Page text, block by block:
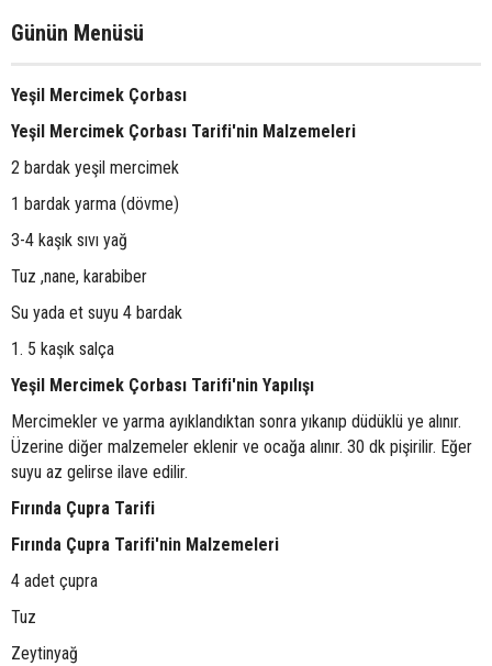
Günün Menüsü
Yeşil Mercimek Çorbası
Yeşil Mercimek Çorbası Tarifi'nin Malzemeleri
2 bardak yeşil mercimek
1 bardak yarma (dövme)
3-4 kaşık sıvı yağ
Tuz ,nane, karabiber
Su yada et suyu 4 bardak
1. 5 kaşık salça
Yeşil Mercimek Çorbası Tarifi'nin Yapılışı
Mercimekler ve yarma ayıklandıktan sonra yıkanıp düdüklü ye alınır.
Üzerine diğer malzemeler eklenir ve ocağa alınır. 30 dk pişirilir. Eğer
suyu az gelirse ilave edilir.
Fırında Çupra Tarifi
Fırında Çupra Tarifi'nin Malzemeleri
4 adet çupra
Tuz
Zeytinyağ